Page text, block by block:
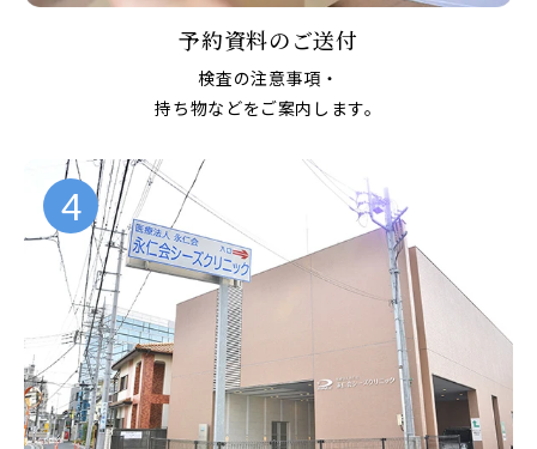
予約資料のご送付
検査の注意事項・
持ち物などをご案内します。
4